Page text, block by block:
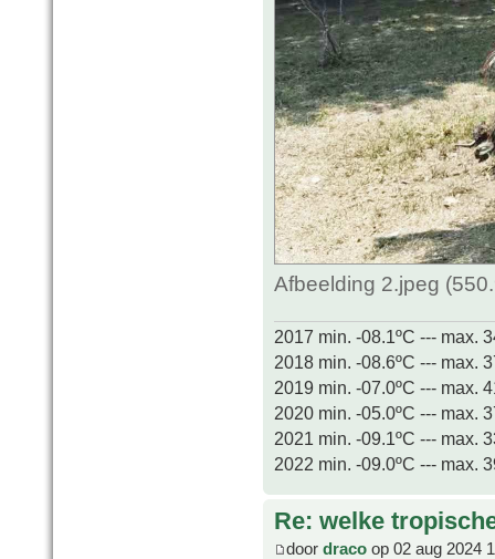
Afbeelding 2.jpeg
2017 min. -08.1ºC --- max.
2018 min. -08.6ºC --- max.
2019 min. -07.0ºC --- max.
2020 min. -05.0ºC --- max.
2021 min. -09.1ºC --- max.
2022 min. -09.0ºC --- max.
Re: welke
door draco op 02 aug 2024